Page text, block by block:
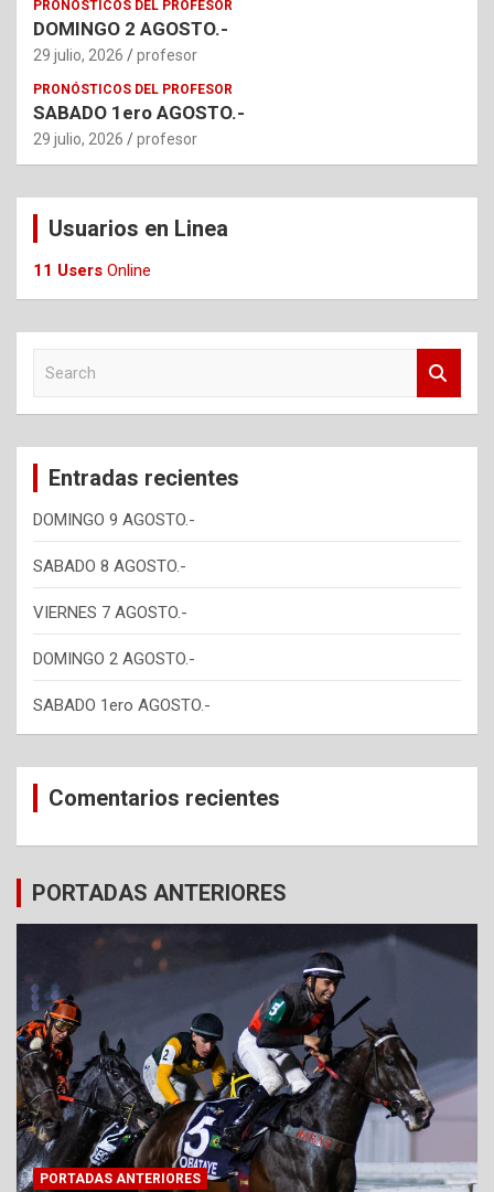
PRONÓSTICOS DEL PROFESOR
DOMINGO 2 AGOSTO.-
29 julio, 2026 profesor
PRONÓSTICOS DEL PROFESOR
SABADO 1ero AGOSTO.-
29 julio, 2026 profesor
Usuarios en Linea
11 Users Online
c
Entradas recientes
DOMINGO 9 AGOSTO.-
SABADO 8 AGOSTO.-
VIERNES 7 AGOSTO.-
DOMINGO 2 AGOSTO.-
SABADO 1ero AGOSTO.-
Comentarios recientes
PORTADAS ANTERIORES
PORTADAS ANTERIORES